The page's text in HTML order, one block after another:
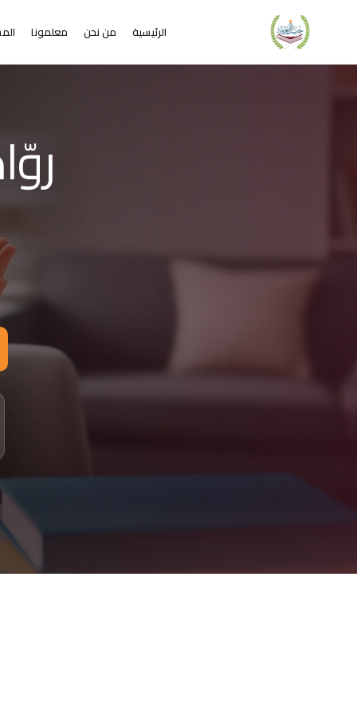
الرئيسية من نحن معلمونا
أكاديمية جيل العربية – Jeel Alarabiya Academy
تفاصيل الدراسة
الفئات العمرية المستهدفة: من 4 سنوات حتى البالغين
اللغات المستخدمة في التدريس: العربية، التركية، الإنجليزية، الفرنسية
المستويات: مبتدئ، أساسي، متوسط، متقدم
Parent dashboard included. Certificates issued on completion.
الشريحة 2 من 4: التعلم عن بُعد خير من البعد عن التعليم